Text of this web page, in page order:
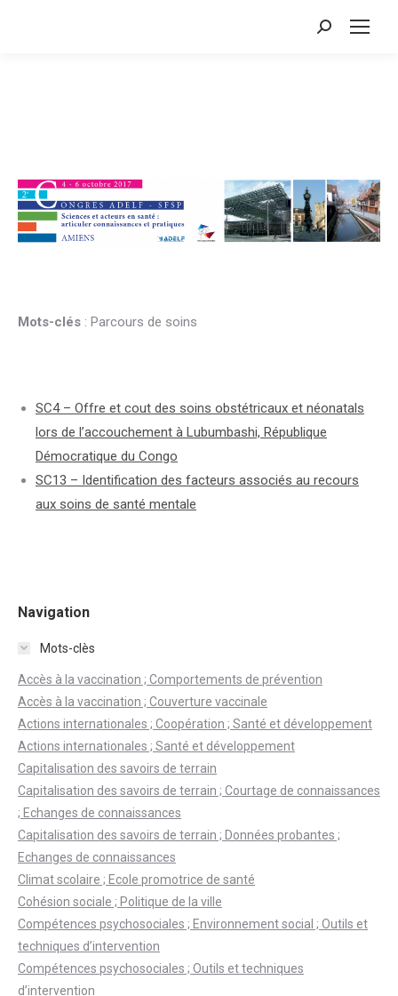
Search:
Mots-clés : Parcours de soins
SC4 – Offre et cout des soins obstétricaux et néonatals
lors de l’accouchement à Lubumbashi, République
Démocratique du Congo
SC13 – Identification des facteurs associés au recours
aux soins de santé mentale
Navigation
Mots-clès
Accès à la vaccination ; Comportements de prévention
Accès à la vaccination ; Couverture vaccinale
Actions internationales ; Coopération ; Santé et développement
Actions internationales ; Santé et développement
Capitalisation des savoirs de terrain
Capitalisation des savoirs de terrain ; Courtage de connaissances
; Echanges de connaissances
Capitalisation des savoirs de terrain ; Données probantes ;
Echanges de connaissances
Climat scolaire ; Ecole promotrice de santé
Cohésion sociale ; Politique de la ville
Compétences psychosociales ; Environnement social ; Outils et
techniques d’intervention
Compétences psychosociales ; Outils et techniques
d’intervention